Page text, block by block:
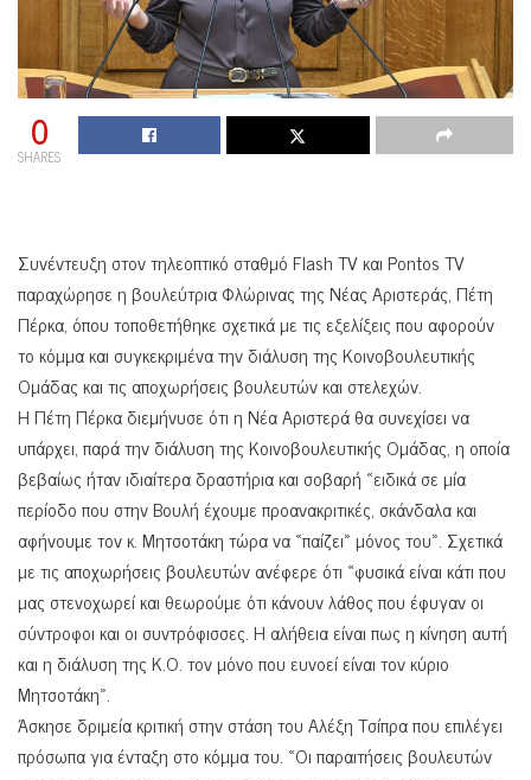
0
SHARES
Συνέντευξη στον τηλεοπτικό σταθμό Flash TV και Pontos TV
παραχώρησε η βουλεύτρια Φλώρινας της Νέας Αριστεράς, Πέτη
Πέρκα, όπου τοποθετήθηκε σχετικά με τις εξελίξεις που αφορούν
το κόμμα και συγκεκριμένα την διάλυση της Κοινοβουλευτικής
Ομάδας και τις αποχωρήσεις βουλευτών και στελεχών.
Η Πέτη Πέρκα διεμήνυσε ότι η Νέα Αριστερά θα συνεχίσει να
υπάρχει, παρά την διάλυση της Κοινοβουλευτικής Ομάδας, η οποία
βεβαίως ήταν ιδιαίτερα δραστήρια και σοβαρή «ειδικά σε μία
περίοδο που στην Βουλή έχουμε προανακριτικές, σκάνδαλα και
αφήνουμε τον κ. Μητσοτάκη τώρα να «παίζει» μόνος του». Σχετικά
με τις αποχωρήσεις βουλευτών ανέφερε ότι «φυσικά είναι κάτι που
μας στενοχωρεί και θεωρούμε ότι κάνουν λάθος που έφυγαν οι
σύντροφοι και οι συντρόφισσες. Η αλήθεια είναι πως η κίνηση αυτή
και η διάλυση της Κ.Ο. τον μόνο που ευνοεί είναι τον κύριο
Μητσοτάκη».
Άσκησε δριμεία κριτική στην στάση του Αλέξη Τσίπρα που επιλέγει
πρόσωπα για ένταξη στο κόμμα του. «Οι παραιτήσεις βουλευτών